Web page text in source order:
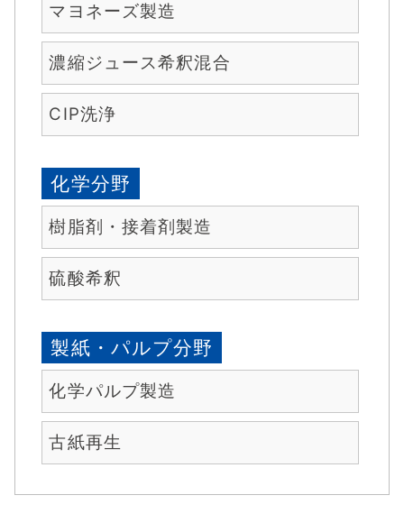
マヨネーズ製造
濃縮ジュース希釈混合
CIP洗浄
化学分野
樹脂剤・接着剤製造
硫酸希釈
製紙・パルプ分野
化学パルプ製造
古紙再生